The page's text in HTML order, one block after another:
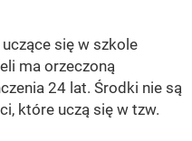
się w szkole
ma orzeczoną
24 lat. Środki nie są
które uczą się w tzw.